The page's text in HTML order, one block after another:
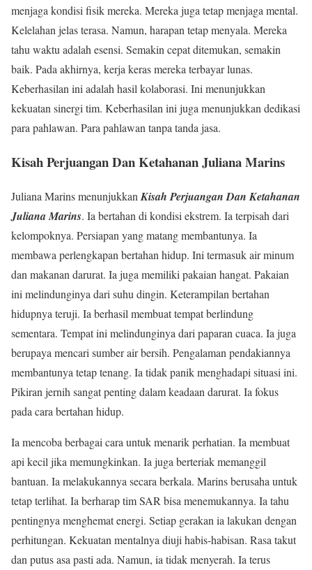
menjaga kondisi fisik mereka. Mereka juga tetap menjaga mental.
Kelelahan jelas terasa. Namun, harapan tetap menyala. Mereka
tahu waktu adalah esensi. Semakin cepat ditemukan, semakin
baik. Pada akhirnya, kerja keras mereka terbayar lunas.
Keberhasilan ini adalah hasil kolaborasi. Ini menunjukkan
kekuatan sinergi tim. Keberhasilan ini juga menunjukkan dedikasi
para pahlawan. Para pahlawan tanpa tanda jasa.
Kisah Perjuangan Dan Ketahanan Juliana Marins
Juliana Marins menunjukkan Kisah Perjuangan Dan Ketahanan
Juliana Marins. Ia bertahan di kondisi ekstrem. Ia terpisah dari
kelompoknya. Persiapan yang matang membantunya. Ia
membawa perlengkapan bertahan hidup. Ini termasuk air minum
dan makanan darurat. Ia juga memiliki pakaian hangat. Pakaian
ini melindunginya dari suhu dingin. Keterampilan bertahan
hidupnya teruji. Ia berhasil membuat tempat berlindung
sementara. Tempat ini melindunginya dari paparan cuaca. Ia juga
berupaya mencari sumber air bersih. Pengalaman pendakiannya
membantunya tetap tenang. Ia tidak panik menghadapi situasi ini.
Pikiran jernih sangat penting dalam keadaan darurat. Ia fokus
pada cara bertahan hidup.
Ia mencoba berbagai cara untuk menarik perhatian. Ia membuat
api kecil jika memungkinkan. Ia juga berteriak memanggil
bantuan. Ia melakukannya secara berkala. Marins berusaha untuk
tetap terlihat. Ia berharap tim SAR bisa menemukannya. Ia tahu
pentingnya menghemat energi. Setiap gerakan ia lakukan dengan
perhitungan. Kekuatan mentalnya diuji habis-habisan. Rasa takut
dan putus asa pasti ada. Namun, ia tidak menyerah. Ia terus